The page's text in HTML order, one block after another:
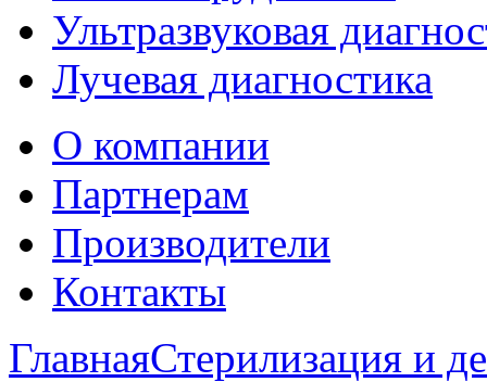
Ультразвуковая
Лучевая диагностика
О компании
Партнерам
Производители
Контакты
ГлавнаяСтерилизация и